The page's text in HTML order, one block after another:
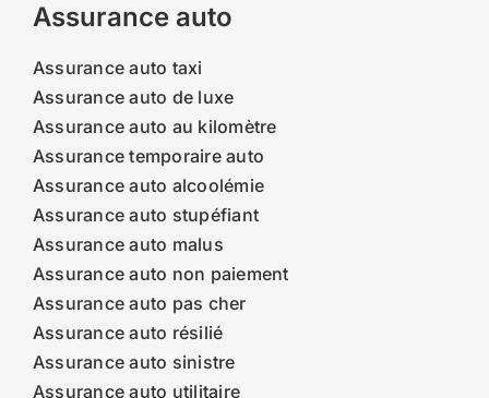
Assurance auto
Assurance auto taxi
Assurance auto de luxe
Assurance auto au kilomètre
Assurance temporaire auto
Assurance auto alcoolémie
Assurance auto stupéfiant
Assurance auto malus
Assurance auto non paiement
Assurance auto pas cher
Assurance auto résilié
Assurance auto sinistre
Assurance auto utilitaire